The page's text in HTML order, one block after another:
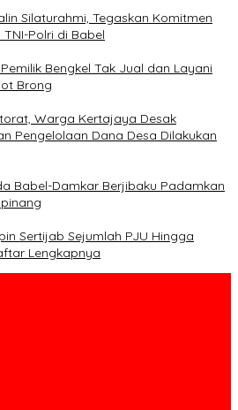
Silaturahmi, Tegaskan Komitmen
Polri di Babel
Bengkel Tak Jual dan Layani
Brong
Warga Kertajaya Desak
Pengelolaan Dana Desa Dilakukan
Babel-Damkar Berjibaku Padamkan
Sertijab Sejumlah PJU Hingga
Lengkapnya